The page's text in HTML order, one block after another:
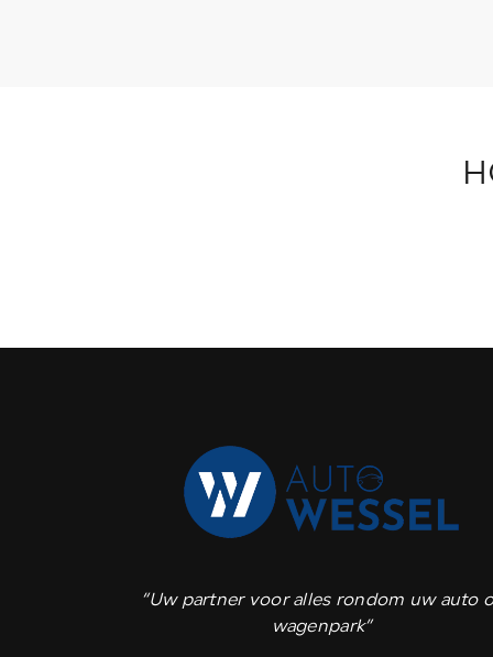
“Uw partner voor alles rondom uw auto
wagenpark”